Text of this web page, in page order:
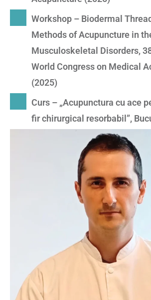
Workshop – Biodermal
Methods of Acupuncture in
Musculoskeletal Disorders,
World Congress on Medical
(2025)
Curs – „Acupunctura cu ace
fir chirurgical resorbabil”,